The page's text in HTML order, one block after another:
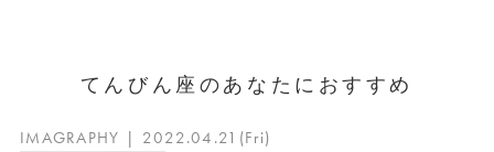
てんびん座のあなたにおすすめ
IMAGRAPHY | 2022.04.21(Fri)